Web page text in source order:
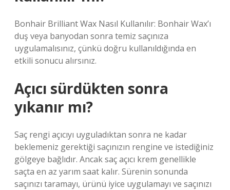
Bonhair Brilliant Wax Nasıl Kullanılır: Bonhair Wax’ı
duş veya banyodan sonra temiz saçınıza
uygulamalısınız, çünkü doğru kullanıldığında en
etkili sonucu alırsınız.
Açıcı sürdükten sonra
yıkanır mı?
Saç rengi açıcıyı uyguladıktan sonra ne kadar
beklemeniz gerektiği saçınızın rengine ve istediğiniz
gölgeye bağlıdır. Ancak saç açıcı krem ​​genellikle
saçta en az yarım saat kalır. Sürenin sonunda
saçınızı taramayı, ürünü iyice uygulamayı ve saçınızı